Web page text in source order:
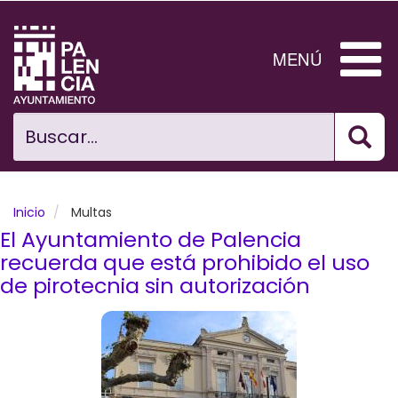
contenido
principal
Buscar...
MENÚ
Ciudad
El Ayuntamiento
Noticias
Planificación Ciudad
Areas municipales
Inicio Multas
El Ayuntamiento de Palencia
recuerda que está prohibido el uso
de pirotecnia sin autorización